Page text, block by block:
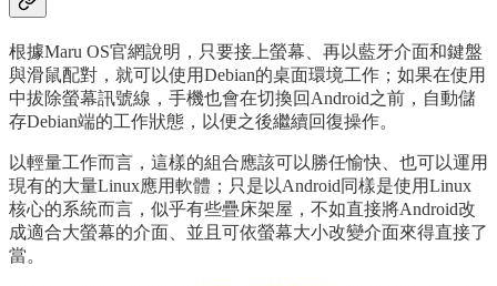
根據Maru OS官網說明，只要接上螢幕、再以藍牙介面和鍵盤
與滑鼠配對，就可以使用Debian的桌面環境工作；如果在使用
中拔除螢幕訊號線，手機也會在切換回Android之前，自動儲
存Debian端的工作狀態，以便之後繼續回復操作。
以輕量工作而言，這樣的組合應該可以勝任愉快、也可以運用
現有的大量Linux應用軟體；只是以Android同樣是使用Linux
核心的系統而言，似乎有些疊床架屋，不如直接將Android改
成適合大螢幕的介面、並且可依螢幕大小改變介面來得直接了
當。